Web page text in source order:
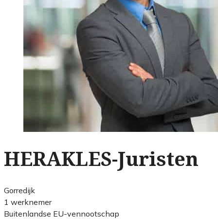
HERAKLES-Juristen
Gorredijk
1 werknemer
Buitenlandse EU-vennootschap